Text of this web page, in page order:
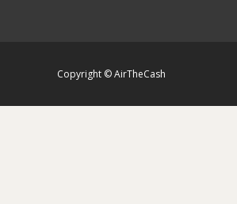
Copyright © AirTheCash